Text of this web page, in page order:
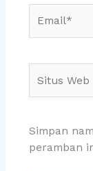
Web
Simpan
peramban